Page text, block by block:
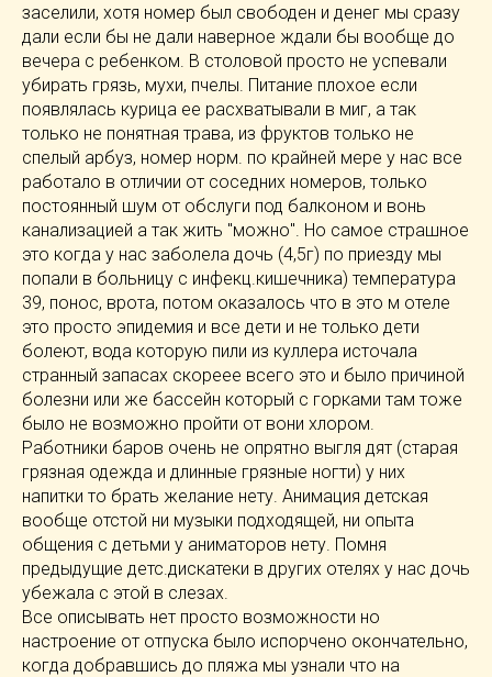
заселили, хотя номер был свободен и денег мы сразу
дали если бы не дали наверное ждали бы вообще до
вечера с ребенком. В столовой просто не успевали
убирать грязь, мухи, пчелы. Питание плохое если
появлялась курица ее расхватывали в миг, а так
только не понятная трава, из фруктов только не
спелый арбуз, номер норм. по крайней мере у нас все
работало в отличии от соседних номеров, только
постоянный шум от обслуги под балконом и вонь
канализацией а так жить "можно". Но самое страшное
это когда у нас заболела дочь (4,5г) по приезду мы
попали в больницу с инфекц.кишечника) температура
39, понос, врота, потом оказалось что в это м отеле
это просто эпидемия и все дети и не только дети
болеют, вода которую пили из куллера источала
странный запасах скореее всего это и было причиной
болезни или же бассейн который с горками там тоже
было не возможно пройти от вони хлором.
Работники баров очень не опрятно выгля дят (старая
грязная одежда и длинные грязные ногти) у них
напитки то брать желание нету. Анимация детская
вообще отстой ни музыки подходящей, ни опыта
общения с детьми у аниматоров нету. Помня
предыдущие детс.дискатеки в других отелях у нас дочь
убежала с этой в слезах.
Все описывать нет просто возможности но
настроение от отпуска было испорчено окончательно,
когда добравшись до пляжа мы узнали что на